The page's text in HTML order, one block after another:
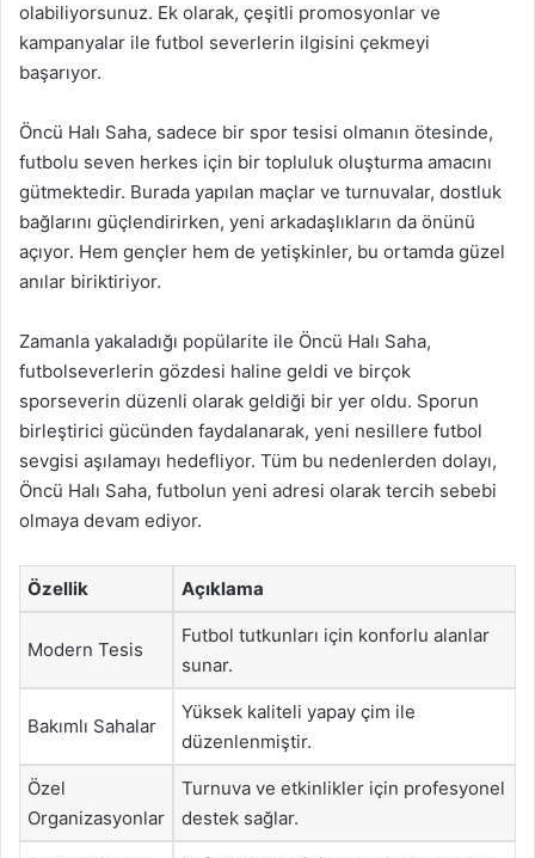
olabiliyorsunuz. Ek olarak, çeşitli promosyonlar ve
kampanyalar ile futbol severlerin ilgisini çekmeyi
başarıyor.
Öncü Halı Saha, sadece bir spor tesisi olmanın ötesinde,
futbolu seven herkes için bir topluluk oluşturma amacını
gütmektedir. Burada yapılan maçlar ve turnuvalar, dostluk
bağlarını güçlendirirken, yeni arkadaşlıkların da önünü
açıyor. Hem gençler hem de yetişkinler, bu ortamda güzel
anılar biriktiriyor.
Zamanla yakaladığı popülarite ile Öncü Halı Saha,
futbolseverlerin gözdesi haline geldi ve birçok
sporseverin düzenli olarak geldiği bir yer oldu. Sporun
birleştirici gücünden faydalanarak, yeni nesillere futbol
sevgisi aşılamayı hedefliyor. Tüm bu nedenlerden dolayı,
Öncü Halı Saha, futbolun yeni adresi olarak tercih sebebi
olmaya devam ediyor.
Özellik Açıklama
Modern Tesis
Futbol tutkunları için konforlu alanlar
sunar.
Bakımlı Sahalar
Yüksek kaliteli yapay çim ile
düzenlenmiştir.
Özel
Organizasyonlar
Turnuva ve etkinlikler için profesyonel
destek sağlar.